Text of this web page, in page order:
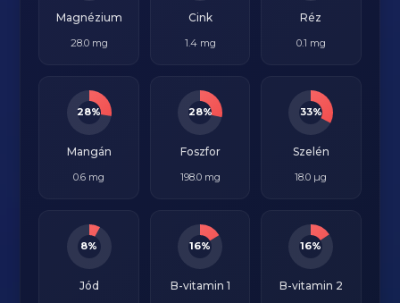
Magnézium
28.0 mg
Cink
1.4 mg
Réz
0.1 mg
28%
Mangán
0.6 mg
28%
Foszfor
198.0 mg
33%
Szelén
18.0 µg
8%
Jód
16%
B-vitamin 1
16%
B-vitamin 2